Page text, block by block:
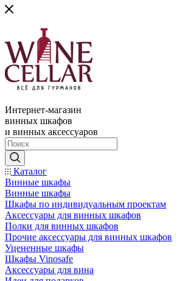
Интернет-магазин
винных шкафов
и винных аксессуаров
Каталог
Винные шкафы
Винные шкафы
Шкафы по индивидуальным проектам
Аксессуары для винных шкафов
Полки для винных шкафов
Прочие аксессуары для винных шкафов
Уцененные шкафы
Шкафы Vinosafe
Аксессуары для вина